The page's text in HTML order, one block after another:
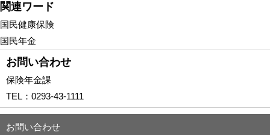
関連ワード
国民健康保険
国民年金
お問い合わせ
保険年金課
TEL： 0293-43-1111
お問い合わせ